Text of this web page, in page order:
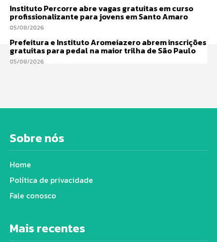
Instituto Percorre abre vagas gratuitas em curso
profissionalizante para jovens em Santo Amaro
05/08/2026
Prefeitura e Instituto Aromeiazero abrem inscrições
gratuitas para pedal na maior trilha de São Paulo
05/08/2026
Sobre nós
Home
Política de privacidade
Fale conosco
Mais recentes